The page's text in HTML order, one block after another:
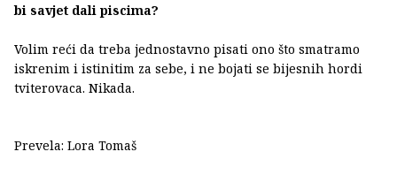
bi savjet dali piscima?
Volim reći da treba jednostavno pisati ono što smatramo
iskrenim i istinitim za sebe, i ne bojati se bijesnih hordi
tviterovaca. Nikada.
Prevela: Lora Tomaš